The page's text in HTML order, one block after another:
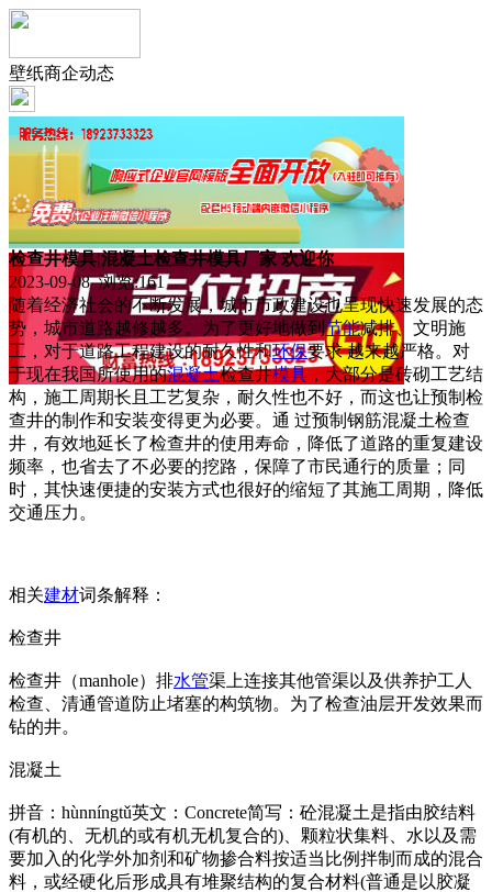
壁纸商企动态
检查井模具|混凝土检查井模具厂家 欢迎你
2023-09-08 浏览:161
随着经济社会的不断发展，城市市政建设也呈现快速发展的态
势，城市道路越修越多。为了更好地做到节能减排、文明施
工，对于道路工程建设的耐久性和环保要求 越来越严格。对
于现在我国所使用的混凝土检查井模具，大部分是砖砌工艺结
构，施工周期长且工艺复杂，耐久性也不好，而这也让预制检
查井的制作和安装变得更为必要。通 过预制钢筋混凝土检查
井，有效地延长了检查井的使用寿命，降低了道路的重复建设
频率，也省去了不必要的挖路，保障了市民通行的质量；同
时，其快速便捷的安装方式也很好的缩短了其施工周期，降低
交通压力。
相关建材词条解释：
检查井
检查井（manhole）排水管渠上连接其他管渠以及供养护工人
检查、清通管道防止堵塞的构筑物。为了检查油层开发效果而
钻的井。
混凝土
拼音：hùnníngtǔ英文：Concrete简写：砼混凝土是指由胶结料
(有机的、无机的或有机无机复合的)、颗粒状集料、水以及需
要加入的化学外加剂和矿物掺合料按适当比例拌制而成的混合
料，或经硬化后形成具有堆聚结构的复合材料(普通是以胶凝